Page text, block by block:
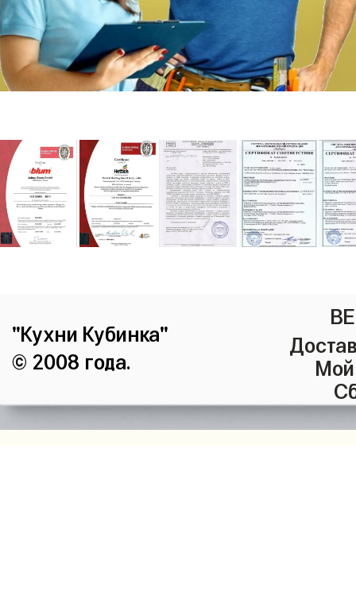
"Кухни Кубинка"
© 2008 года.